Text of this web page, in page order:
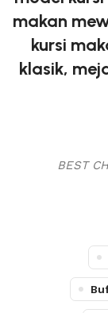
makan
kursi
klasik,
BEST